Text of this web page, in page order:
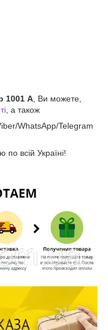
1001 A , Ви можете,
, а також
WhatsApp/Telegram
всій Україні!